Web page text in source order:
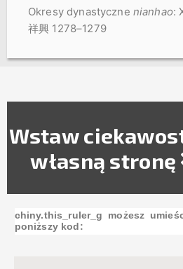
Okresy dynastyczne nianhao:
祥興 1278–1279
Wstaw
własną stronę
chiny.this_ruler_g możesz
poniższy kod: